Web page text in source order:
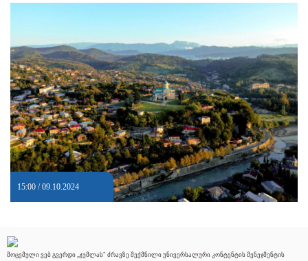
15:00 / 09.10.2024
მოცემული ვებ გვერდი „ჯუმლას" ძრავზე შექმნილი უნივერსალური კონტენტის მენეჯმენტის